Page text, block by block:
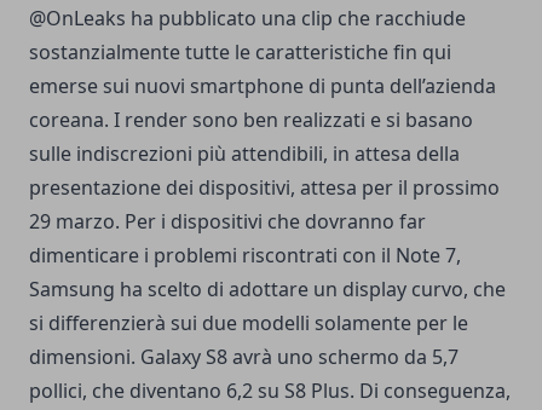
@OnLeaks ha pubblicato una clip che racchiude
sostanzialmente tutte le caratteristiche fin qui
emerse sui nuovi smartphone di punta dell’azienda
coreana. I render sono ben realizzati e si basano
sulle indiscrezioni più attendibili, in attesa della
presentazione dei dispositivi, attesa per il prossimo
29 marzo. Per i dispositivi che dovranno far
dimenticare i problemi riscontrati con il Note 7,
Samsung ha scelto di adottare un display curvo, che
si differenzierà sui due modelli solamente per le
dimensioni. Galaxy S8 avrà uno schermo da 5,7
pollici, che diventano 6,2 su S8 Plus. Di conseguenza,